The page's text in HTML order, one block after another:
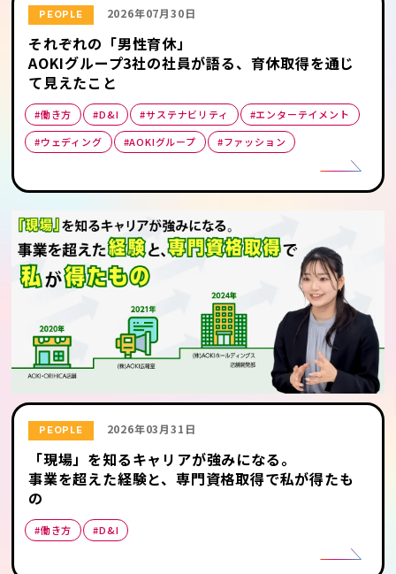
PEOPLE 2026年07月30日
それぞれの「男性育休」
AOKIグループ3社の社員が語る、育休取得を通じ
て見えたこと
#働き方 #D&I #サステナビリティ
#エンターテイメント
#ウェディング
#AOKIグループ #ファッション
PEOPLE 2026年03月31日
「現場」を知るキャリアが強みになる。
事業を超えた経験と、専門資格取得で私が得たも
の
#働き方 #D&I